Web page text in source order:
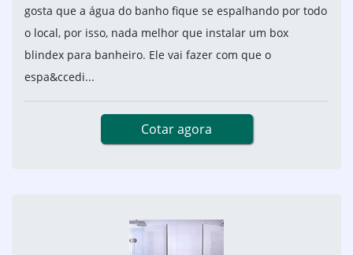
gosta que a água do banho fique se espalhando por todo
o local, por isso, nada melhor que instalar um box
blindex para banheiro. Ele vai fazer com que o
espa&ccedi...
Cotar agora